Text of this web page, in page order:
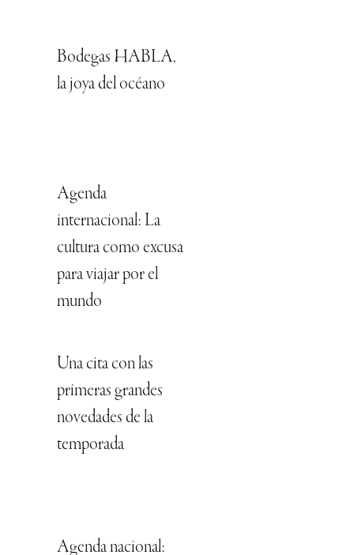
Bodegas HABLA,
la joya del océano
Agenda
internacional: La
cultura como excusa
para viajar por el
mundo
Una cita con las
primeras grandes
novedades de la
temporada
Agenda nacional: